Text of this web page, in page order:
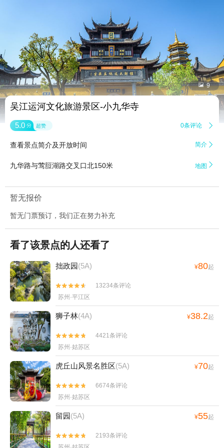
 9
吴江运河文化旅游景区-小九华寺
5.0 分 超赞 0条评论 
查看景点简介及开放时间 简介 
九华路与莺脰湖路交叉口北150米 地图 
暂无报价
暂无门票预订，我们正在努力补充
看了该景点的人还看了
拙政园(5A) ¥80起


13234条评论
苏州·平江区
狮子林(4A) ¥38.2起


4421条评论
苏州·姑苏区
虎丘山风景名胜区(5A) ¥70起


6674条评论
苏州·姑苏区
留园(5A) ¥55起


2193条评论